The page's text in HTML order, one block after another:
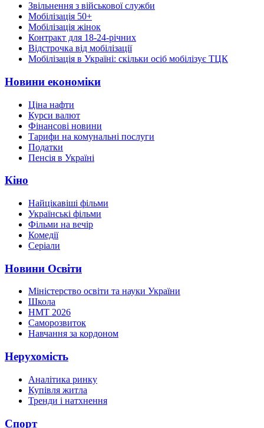
Звільнення з військової служби
Мобілізація 50+
Мобілізація жінок
Контракт для 18-24-річних
Відстрочка від мобілізації
Мобілізація в Україні: скільки осіб мобілізує ТЦК
Новини економіки
Ціна нафти
Курси валют
Фінансові новини
Тарифи на комунальні послуги
Податки
Пенсія в Україні
Кіно
Найцікавіші фільми
Українські фільми
Фільми на вечір
Комедії
Серіали
Новини Освіти
Міністерство освіти та науки України
Школа
НМТ 2026
Саморозвиток
Навчання за кордоном
Нерухомість
Аналітика ринку
Купівля житла
Тренди і натхнення
Спорт